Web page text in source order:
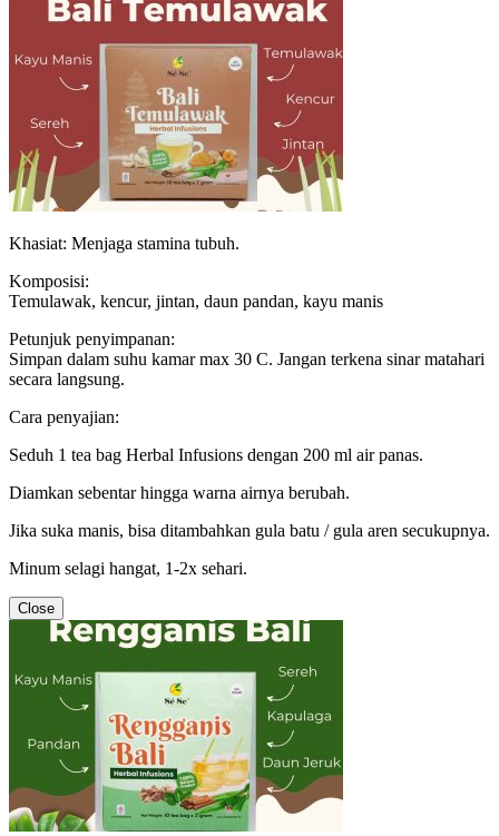
Khasiat: Menjaga stamina tubuh.
Komposisi:
Temulawak, kencur, jintan, daun pandan, kayu manis
Petunjuk penyimpanan:
Simpan dalam suhu kamar max 30 C. Jangan terkena sinar matahari
secara langsung.
Cara penyajian:
Seduh 1 tea bag Herbal Infusions dengan 200 ml air panas.
Diamkan sebentar hingga warna airnya berubah.
Jika suka manis, bisa ditambahkan gula batu / gula aren secukupnya.
Minum selagi hangat, 1-2x sehari.
Close